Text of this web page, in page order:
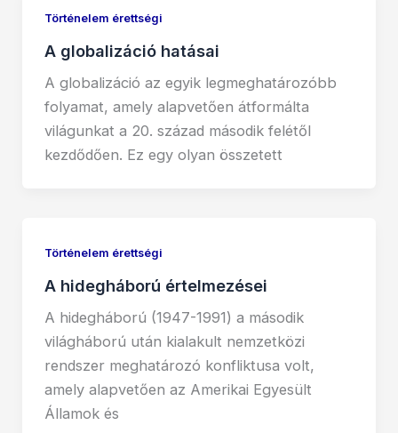
Történelem érettségi
A globalizáció hatásai
A globalizáció az egyik legmeghatározóbb
folyamat, amely alapvetően átformálta
világunkat a 20. század második felétől
kezdődően. Ez egy olyan összetett
Történelem érettségi
A hidegháború értelmezései
A hidegháború (1947-1991) a második
világháború után kialakult nemzetközi
rendszer meghatározó konfliktusa volt,
amely alapvetően az Amerikai Egyesült
Államok és